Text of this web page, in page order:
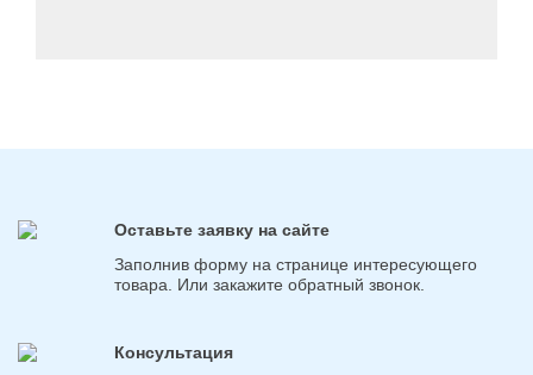
Оставьте заявку на сайте
Заполнив форму на странице интересующего
товара. Или закажите обратный звонок.
Консультация